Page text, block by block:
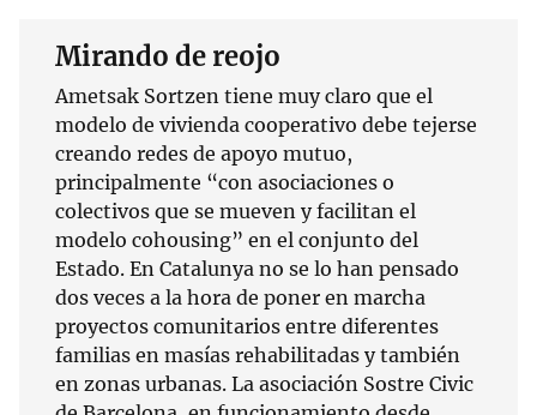
Mirando de reojo
Ametsak Sortzen tiene muy claro que el
modelo de vivienda cooperativo debe tejerse
creando redes de apoyo mutuo,
principalmente “con asociaciones o
colectivos que se mueven y facilitan el
modelo cohousing” en el conjunto del
Estado. En Catalunya no se lo han pensado
dos veces a la hora de poner en marcha
proyectos comunitarios entre diferentes
familias en masías rehabilitadas y también
en zonas urbanas. La asociación Sostre Civic